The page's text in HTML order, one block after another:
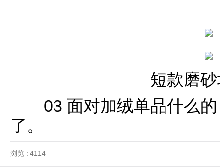
短款磨
03 面对加绒单品什么的
了。
浏览 : 4114